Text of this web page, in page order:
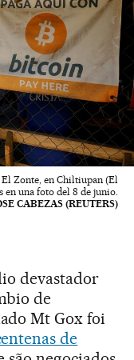
Zonte, en Chiltiupan (El
en una foto del 8 de junio.
CABEZAS (REUTERS)
devastador
de
Mt Gox foi
de